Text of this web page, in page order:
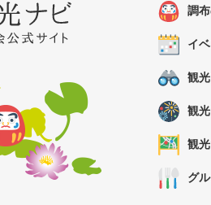
調
イ
観
観
観
グ